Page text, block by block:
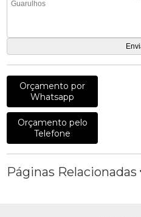
Orçamento por
Whatsapp
Orçamento pelo
Telefone
Páginas Relacionadas